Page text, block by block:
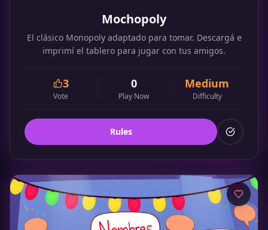
Mochopoly
El clásico Monopoly adaptado para tomar. Descargá e
imprimí el tablero para jugar con tus amigos.
3
Vote
0
Play Now
Medium
Difficulty
Rules